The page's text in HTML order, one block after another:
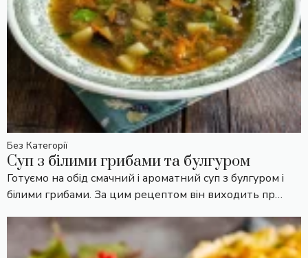
Без Категорії
Суп з білими грибами та булгуром
Готуємо на обід смачний і ароматний суп з булгуром і
білими грибами. За цим рецептом він виходить пр…